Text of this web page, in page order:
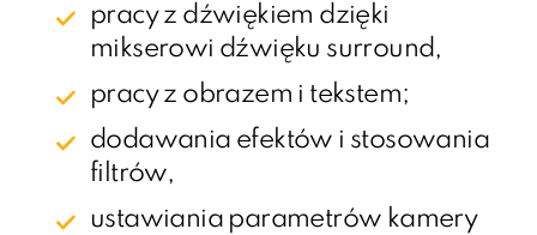
pracy z dźwiękiem dzięki
mikserowi dźwięku surround,
pracy z obrazem i tekstem;
dodawania efektów i stosowania
filtrów,
ustawiania parametrów kamery